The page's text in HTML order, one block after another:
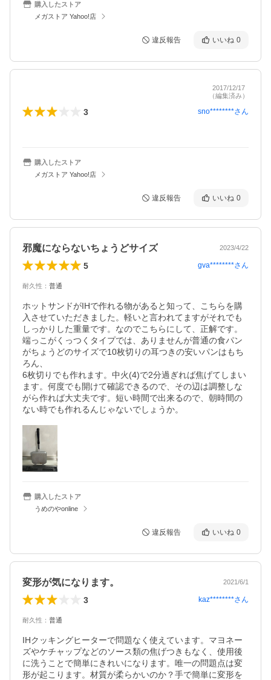
購入したストア
メガストア Yahoo!店
違反報告 いいね 0
2017/12/17
（編集済み）
3 sno********さん
購入したストア
メガストア Yahoo!店
違反報告 いいね 0
邪魔にならないちょうどサイズ 2023/4/22
5 gva********さん
耐久性 ： 普通
ホットサンドがIHで作れる物があると知って、こちらを購
入させていただきました。軽いと言われてますがそれでも
しっかりした重量です。なのでこちらにして、正解です。
端っこがくっつくタイプでは、ありませんが普通の食パン
がちょうどのサイズで10枚切りの耳つきの安いパンはもち
ろん、
6枚切りでも作れます。中火(4)で2分過ぎれば焦げてしまい
ます。何度でも開けて確認できるので、その辺は調整しな
がら作れば大丈夫です。短い時間で出来るので、朝時間の
ない時でも作れるんじゃないでしょうか。
購入したストア
うめのやonline
違反報告 いいね 0
変形が気になります。 2021/6/1
3 kaz********さん
耐久性 ： 普通
IHクッキングヒーターで問題なく使えています。マヨネー
ズやケチャップなどのソース類の焦げつきもなく、使用後
に洗うことで簡単にきれいになります。唯一の問題点は変
形が起こります。材質が柔らかいのか？手で簡単に変形を